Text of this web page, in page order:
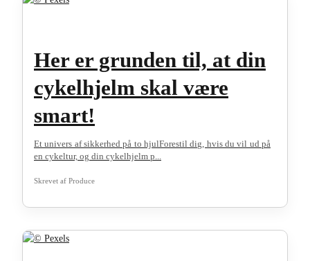
Her er grunden til, at din
cykelhjelm skal være
smart!
Et univers af sikkerhed på to hjulForestil dig, hvis du vil ud på
en cykeltur, og din cykelhjelm p...
Skrevet af Produce